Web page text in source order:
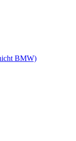
BMW)